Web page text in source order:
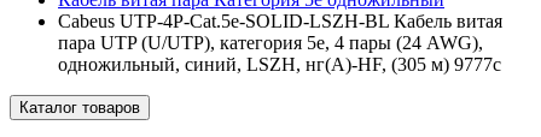
Cabeus UTP-4P-Cat.5e-SOLID-LSZH-BL Кабель витая
пара UTP (U/UTP), категория 5e, 4 пары (24 AWG),
одножильный, синий, LSZH, нг(А)-HF, (305 м) 9777c
Каталог товаров